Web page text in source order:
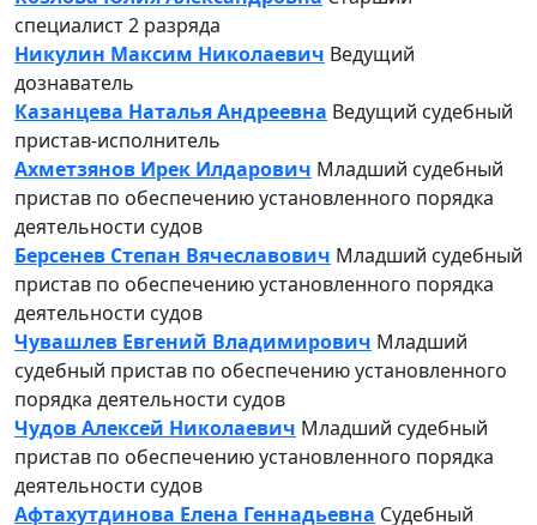
специалист 2 разряда
Никулин Максим Николаевич Ведущий
дознаватель
Казанцева Наталья Андреевна Ведущий судебный
пристав-исполнитель
Ахметзянов Ирек Илдарович Младший судебный
пристав по обеспечению установленного порядка
деятельности судов
Берсенев Степан Вячеславович Младший судебный
пристав по обеспечению установленного порядка
деятельности судов
Чувашлев Евгений Владимирович Младший
судебный пристав по обеспечению установленного
порядка деятельности судов
Чудов Алексей Николаевич Младший судебный
пристав по обеспечению установленного порядка
деятельности судов
Афтахутдинова Елена Геннадьевна Судебный